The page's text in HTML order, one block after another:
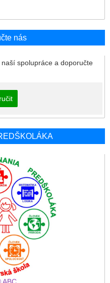
nás
spolupráce a doporučte
ABC